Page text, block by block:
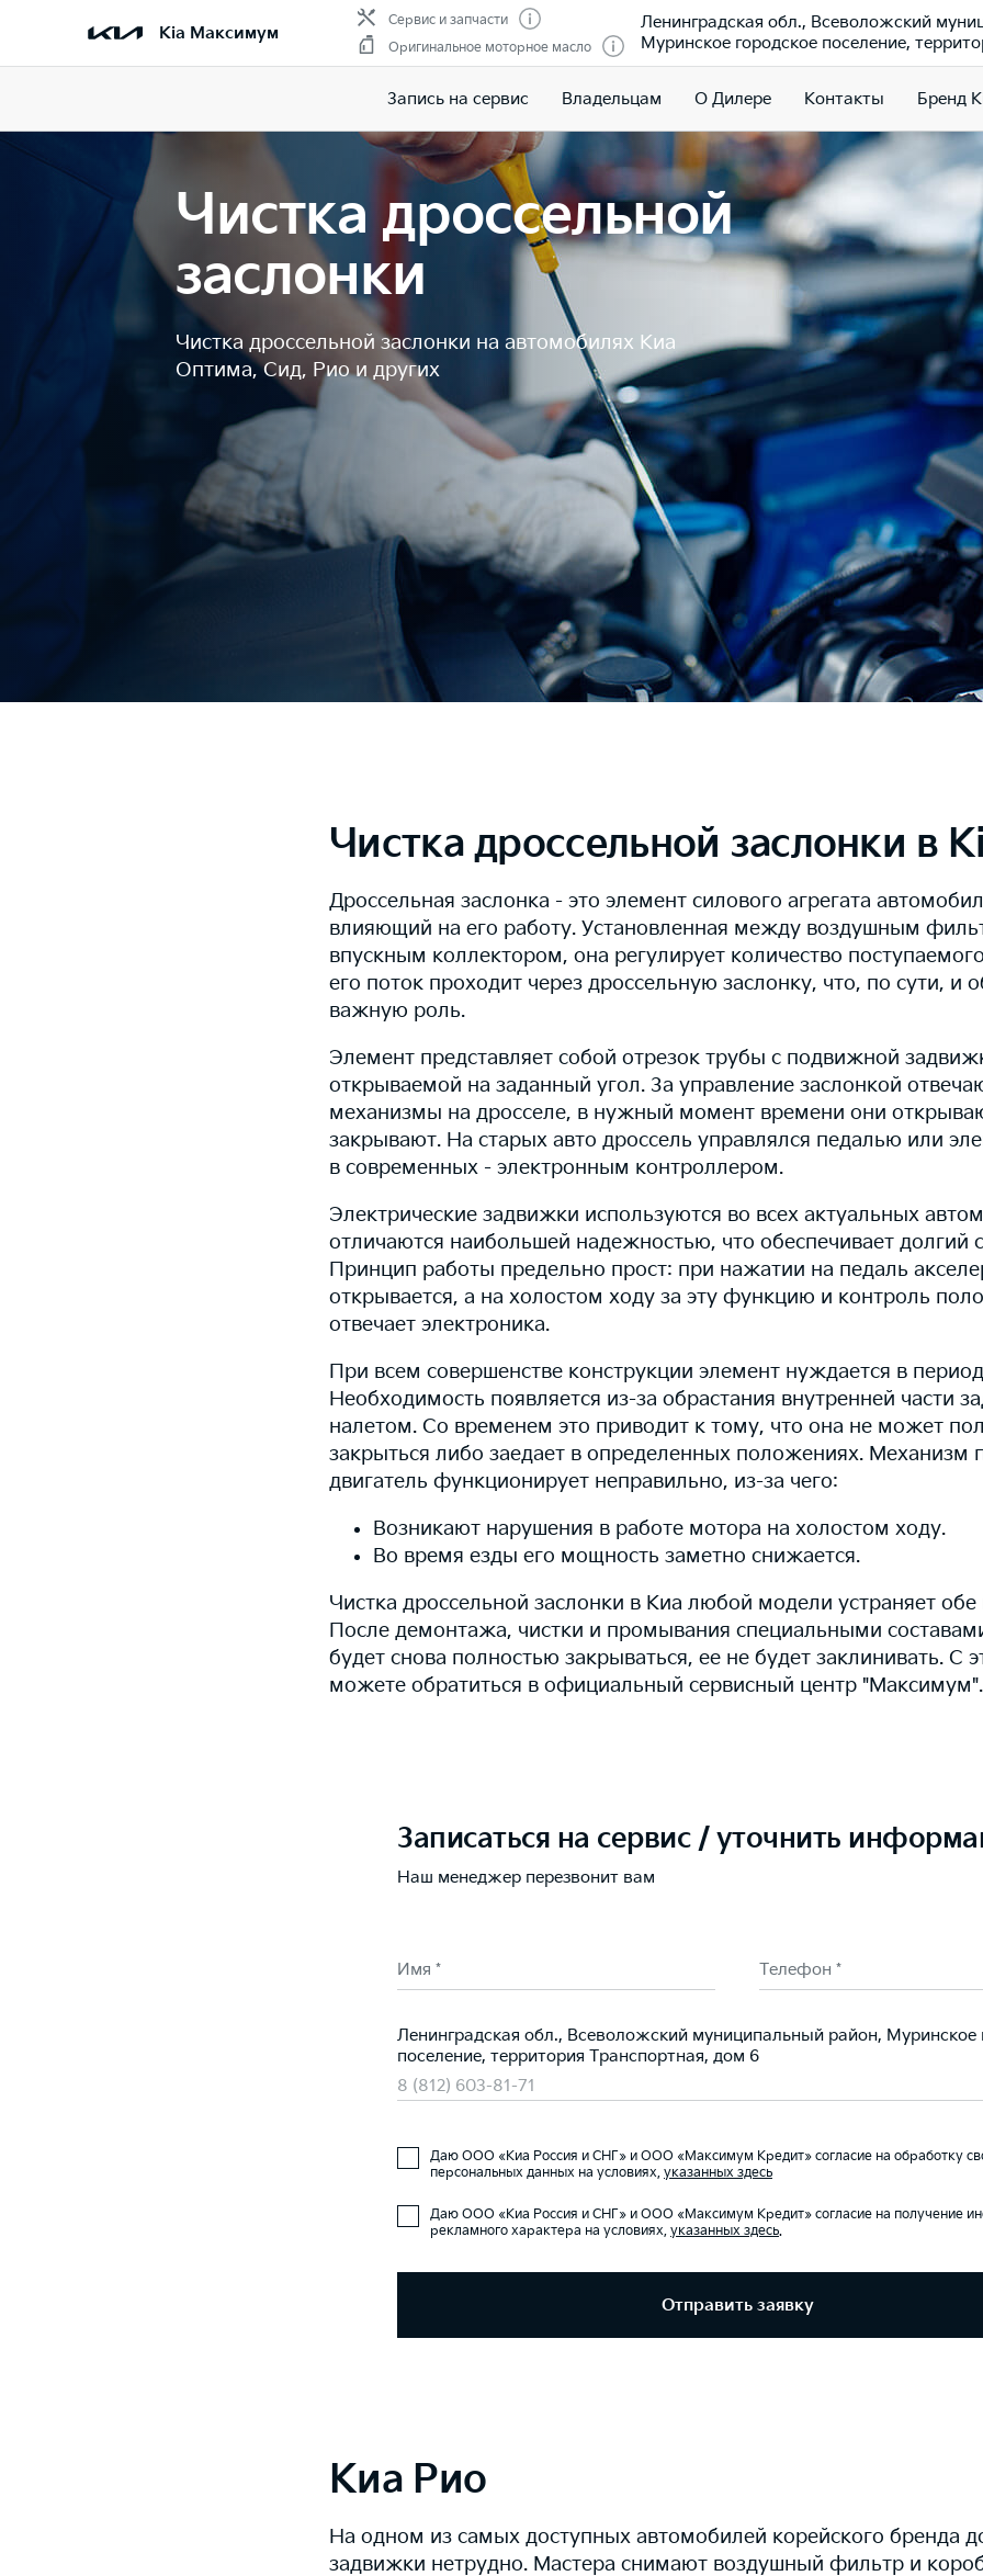
Kia Максимум
Сервис и запчасти
Оригинальное моторное масло
Ленинградская обл., Всеволожский
Муринское городское поселение,
Запись на сервис Владельцам О Дилере Контакты Бренд
Чистка дроссельной
заслонки
Чистка дроссельной заслонки на автомобилях Киа
Оптима, Сид, Рио и других
Чистка дроссельной заслонки в
Дроссельная заслонка - это элемент силового агрегата
влияющий на его работу. Установленная между воздушным
впускным коллектором, она регулирует количество
его поток проходит через дроссельную заслонку, что, по сути, и
важную роль.
Элемент представляет собой отрезок трубы с подвижной
открываемой на заданный угол. За управление заслонкой
механизмы на дросселе, в нужный момент времени они
закрывают. На старых авто дроссель управлялся педалью или
в современных - электронным контроллером.
Электрические задвижки используются во всех актуальных
отличаются наибольшей надежностью, что обеспечивает долгий
Принцип работы предельно прост: при нажатии на педаль
открывается, а на холостом ходу за эту функцию и контроль
отвечает электроника.
При всем совершенстве конструкции элемент нуждается в
Необходимость появляется из-за обрастания внутренней части
налетом. Со временем это приводит к тому, что она не может
закрыться либо заедает в определенных положениях. Механизм
двигатель функционирует неправильно, из-за чего:
Возникают нарушения в работе мотора на холостом ходу.
Во время езды его мощность заметно снижается.
Чистка дроссельной заслонки в Киа любой модели устраняет
После демонтажа, чистки и промывания специальными
будет снова полностью закрываться, ее не будет заклинивать. С
можете обратиться в официальный сервисный центр "Максимум".
Записаться на сервис / уточнить
Наш менеджер перезвонит вам
Имя * Телефон *
Ленинградская обл., Всеволожский муниципальный район, Муринское
поселение, территория Транспортная, дом 6
8 (812) 603-81-71
Даю ООО «Киа Россия и СНГ» и ООО «Максимум Кредит» согласие на обработку
персональных данных на условиях, указанных здесь
Даю ООО «Киа Россия и СНГ» и ООО «Максимум Кредит» согласие на получение
рекламного характера на условиях, указанных здесь.
Отправить заявку
Киа Рио
На одном из самых доступных автомобилей корейского бренда
задвижки нетрудно. Мастера снимают воздушный фильтр и